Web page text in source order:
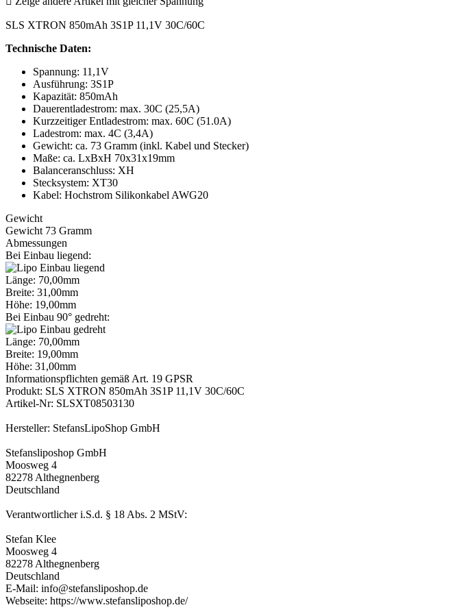
SLS XTRON 850mAh 3S1P 11,1V 30C/60C
Technische Daten:
Spannung: 11,1V
Ausführung: 3S1P
Kapazität: 850mAh
Dauerentladestrom: max. 30C (25,5A)
Kurzzeitiger Entladestrom: max. 60C (51.0A)
Ladestrom: max. 4C (3,4A)
Gewicht: ca. 73 Gramm (inkl. Kabel und Stecker)
Maße: ca. LxBxH 70x31x19mm
Balanceranschluss: XH
Stecksystem: XT30
Kabel: Hochstrom Silikonkabel AWG20
Gewicht
Gewicht 73 Gramm
Abmessungen
Bei Einbau liegend:
Länge: 70,00mm
Breite: 31,00mm
Höhe: 19,00mm
Bei Einbau 90° gedreht:
Länge: 70,00mm
Breite: 19,00mm
Höhe: 31,00mm
Informationspflichten gemäß Art. 19 GPSR
Produkt: SLS XTRON 850mAh 3S1P 11,1V 30C/60C
Artikel-Nr: SLSXT08503130
Hersteller: StefansLipoShop GmbH
Stefansliposhop GmbH
Moosweg 4
82278 Althegnenberg
Deutschland
Verantwortlicher i.S.d. § 18 Abs. 2 MStV:
Stefan Klee
Moosweg 4
82278 Althegnenberg
Deutschland
E-Mail: info@stefansliposhop.de
Webseite: https://www.stefansliposhop.de/